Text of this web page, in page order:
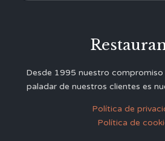
Desde 1995 nuestro compromiso
paladar de nuestros clientes es
Política de
Política de